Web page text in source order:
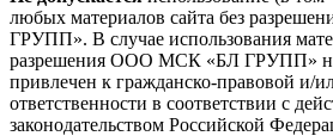
любых материалов сайта без
ГРУПП». В случае использования
разрешения ООО МСК «БЛ ГРУПП»
привлечен к гражданско-правовой и/
ответственности в соответствии с
законодательством Российской